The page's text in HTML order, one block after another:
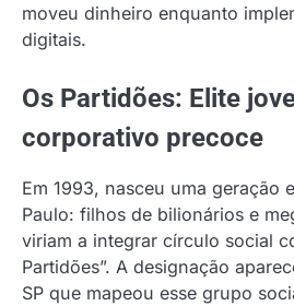
moveu dinheiro enquanto
digitais.
Os Partidões: Elite
corporativo precoce
Em 1993, nasceu uma geração
Paulo: filhos de bilionários e
viriam a integrar círculo social
Partidões”. A designação
SP que mapeou esse grupo